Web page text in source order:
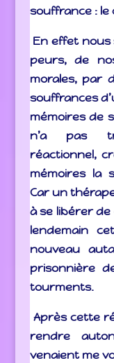
souffrance : le
En effet nous
peurs, de
morales, par
souffrances
mémoires de
n’a pas
réactionnel,
mémoires la
Car un
à se libérer
lendemain
nouveau
prisonnière
tourments.
Après cette
rendre
venaient me